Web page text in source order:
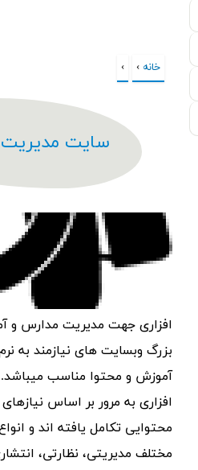
شما اینجا هستید
خانه ›
›
سایت مدیریت
افزاری جهت مدیریت مدارس و
بزرگ وبسایت های نیازمند به
آموزش و محتوا مناسب میباشد.
افزاری به مرور بر اساس
محتوایی تکامل یافته اند و
مختلف مدیریتی، نظارتی،